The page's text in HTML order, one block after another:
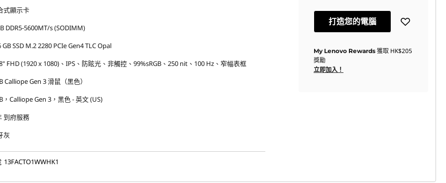
式顯示卡
DDR5-5600MT/s (SODIMM)
GB SSD M.2 2280 PCIe Gen4 TLC Opal
FHD (1920 x 1080)、IPS、防眩光、非觸控、99%sRGB、250 nit、100 Hz、窄幅表框
Calliope Gen 3 滑鼠（黑色）
，Calliope Gen 3，黑色 - 英文 (US)
到府服務
灰
13FACTO1WWHK1
打造您的電腦
My Lenovo Rewards 獲取 HK$205
獎勵
立即加入！